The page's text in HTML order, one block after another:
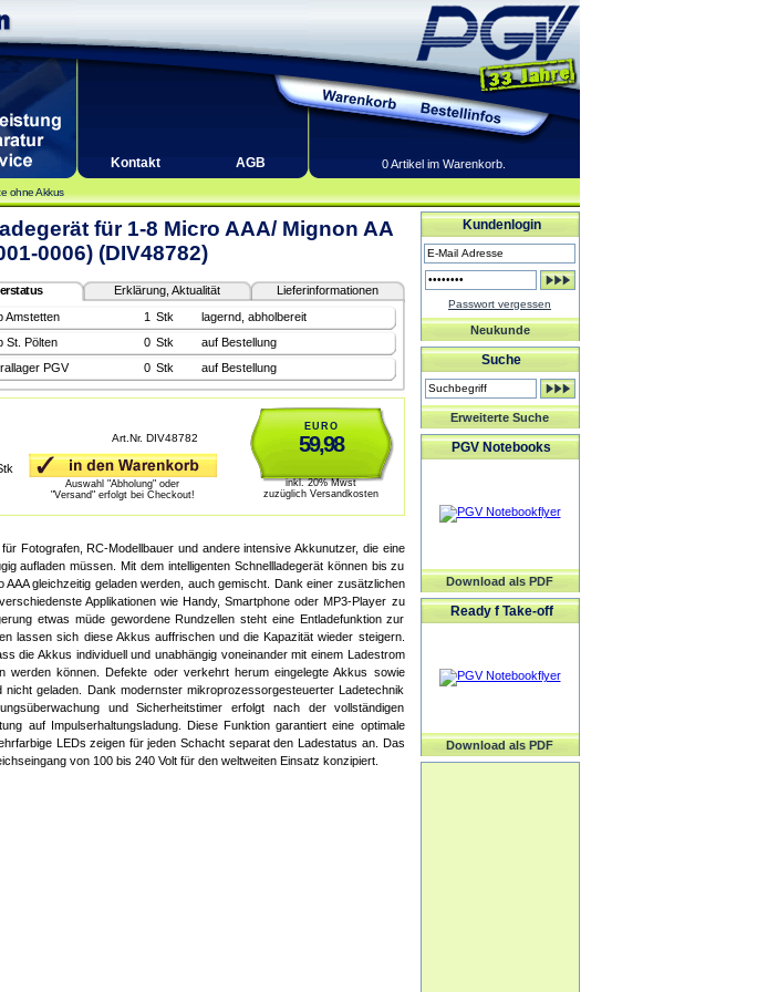
Kontakt AGB 0 Artikel im Warenkorb.
ohne Akkus
für 1-8 Micro AAA/ Mignon AA
0006) (DIV48782)
Erklärung, Aktualität
Lieferinformationen
Amstetten
1 Stk
lagernd, abholbereit
St. Pölten
0 Stk
auf Bestellung
PGV
0 Stk auf Bestellung
EURO
59,98
inkl. 20% Mwst
zuzüglich Versandkosten
Art.Nr. DIV48782
Auswahl "Abholung" oder
"Versand" erfolgt bei Checkout!
Fotografen, RC-Modellbauer und andere intensive Akkunutzer, die eine
aufladen müssen. Mit dem intelligenten Schnellladegerät können bis zu
gleichzeitig geladen werden, auch gemischt. Dank einer zusätzlichen
Applikationen wie Handy, Smartphone oder MP3-Player zu
etwas müde gewordene Rundzellen steht eine Entladefunktion zur
lassen sich diese Akkus auffrischen und die Kapazität wieder steigern.
die Akkus individuell und unabhängig voneinander mit einem Ladestrom
werden können. Defekte oder verkehrt herum eingelegte Akkus sowie
geladen. Dank modernster mikroprozessorgesteuerter Ladetechnik
und Sicherheitstimer erfolgt nach der vollständigen
auf Impulserhaltungsladung. Diese Funktion garantiert eine optimale
LEDs zeigen für jeden Schacht separat den Ladestatus an. Das
von 100 bis 240 Volt für den weltweiten Einsatz konzipiert.
Kundenlogin
Passwort vergessen
Neukunde
Suche
Erweiterte Suche
PGV Notebooks
Download als PDF
Ready f Take-off
Download als PDF